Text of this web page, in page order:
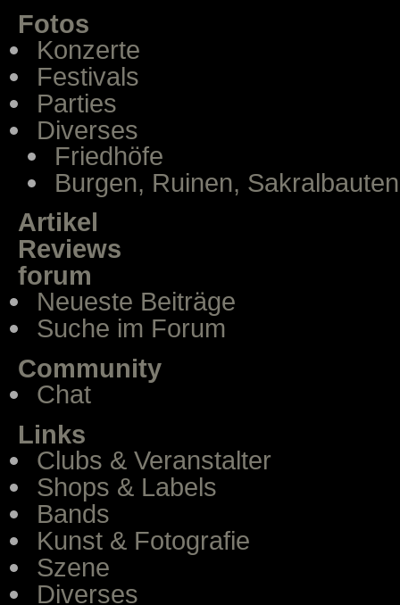
Fotos
Konzerte
Festivals
Parties
Diverses
Friedhöfe
Burgen, Ruinen, Sakralbauten
Artikel
Reviews
forum
Neueste Beiträge
Suche im Forum
Community
Chat
Links
Clubs & Veranstalter
Shops & Labels
Bands
Kunst & Fotografie
Szene
Diverses